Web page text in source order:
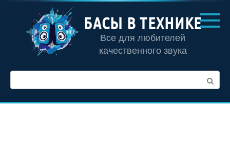
контенту
БАСЫ В ТЕХНИКЕ
Все для любителей
качественного звука